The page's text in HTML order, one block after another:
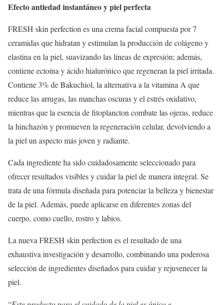
Efecto antiedad instantáneo y piel perfecta
FRESH skin perfection es una crema facial compuesta por 7
ceramidas que hidratan y estimulan la producción de colágeno y
elastina en la piel, suavizando las líneas de expresión; además,
contieneectoína y ácido hialurónico que regeneran la piel irritada.
Contiene 3% de Bakuchiol, la alternativa a la vitamina A que
reduce las arrugas, las manchas oscuras y el estrés oxidativo,
mientras que la esencia de fitoplancton combate las ojeras, reduce
la hinchazón y promueven la regeneración celular, devolviendo a
la piel un aspecto más joven y radiante.
Cada ingrediente ha sido cuidadosamente seleccionado para
ofrecer resultados visibles y cuidar la piel de manera integral. Se
trata de una fórmula diseñada para potenciar la belleza y bienestar
de la piel. Además, puede aplicarse en diferentes zonas del
cuerpo, como cuello, rostro y labios.
La nueva FRESH skin perfection es el resultado de una
exhaustiva investigación y desarrollo, combinando una poderosa
selección de ingredientes diseñados para cuidar y rejuvenecer la
piel.